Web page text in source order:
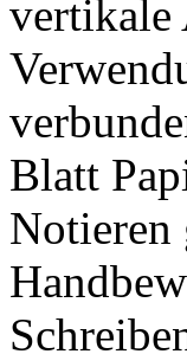
vertikale
Blatt
Notieren